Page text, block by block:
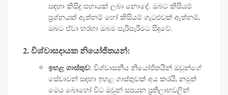
සඳහා කිසිදු සහායක් ලබා නොදේ. ඔබට කිසියම්
ප්‍රශ්නයක් ඇත්නම් හෝ කිසියම් ගැටළුවක් ඇත්නම්,
ඔබට ඒවා හරහා ඔබම සැරිසැරීමට සිදුවේ.
2. විශ්වාසදායක නියෝජිතයන්:
ඉහළ ගාස්තුව: විශ්වාසනීය නියෝජිතයින් ඔවුන්ගේ
සේවාවන් සඳහා ඉහළ ගාස්තුවක් අය කරයි, නමුත්
මෙය බොහෝ විට ඔවුන් සපයන ප්‍රතිලාභවලින්